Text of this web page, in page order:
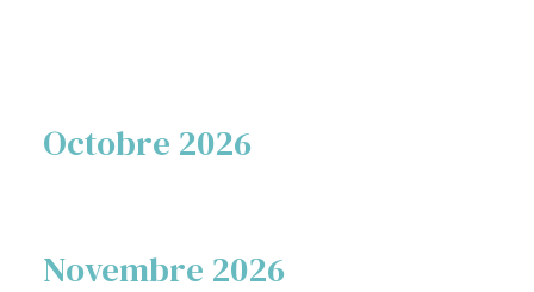
Octobre 2026
Novembre 2026